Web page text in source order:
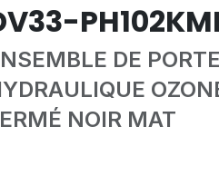
DE
NOIR MAT